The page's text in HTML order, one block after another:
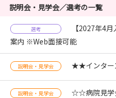
説明会・見学会／選考の一覧
選考
【2027年4
案内 ※Web面接可能
説明会・見学会 ★★インタ
説明会・見学会 ☆☆病院見